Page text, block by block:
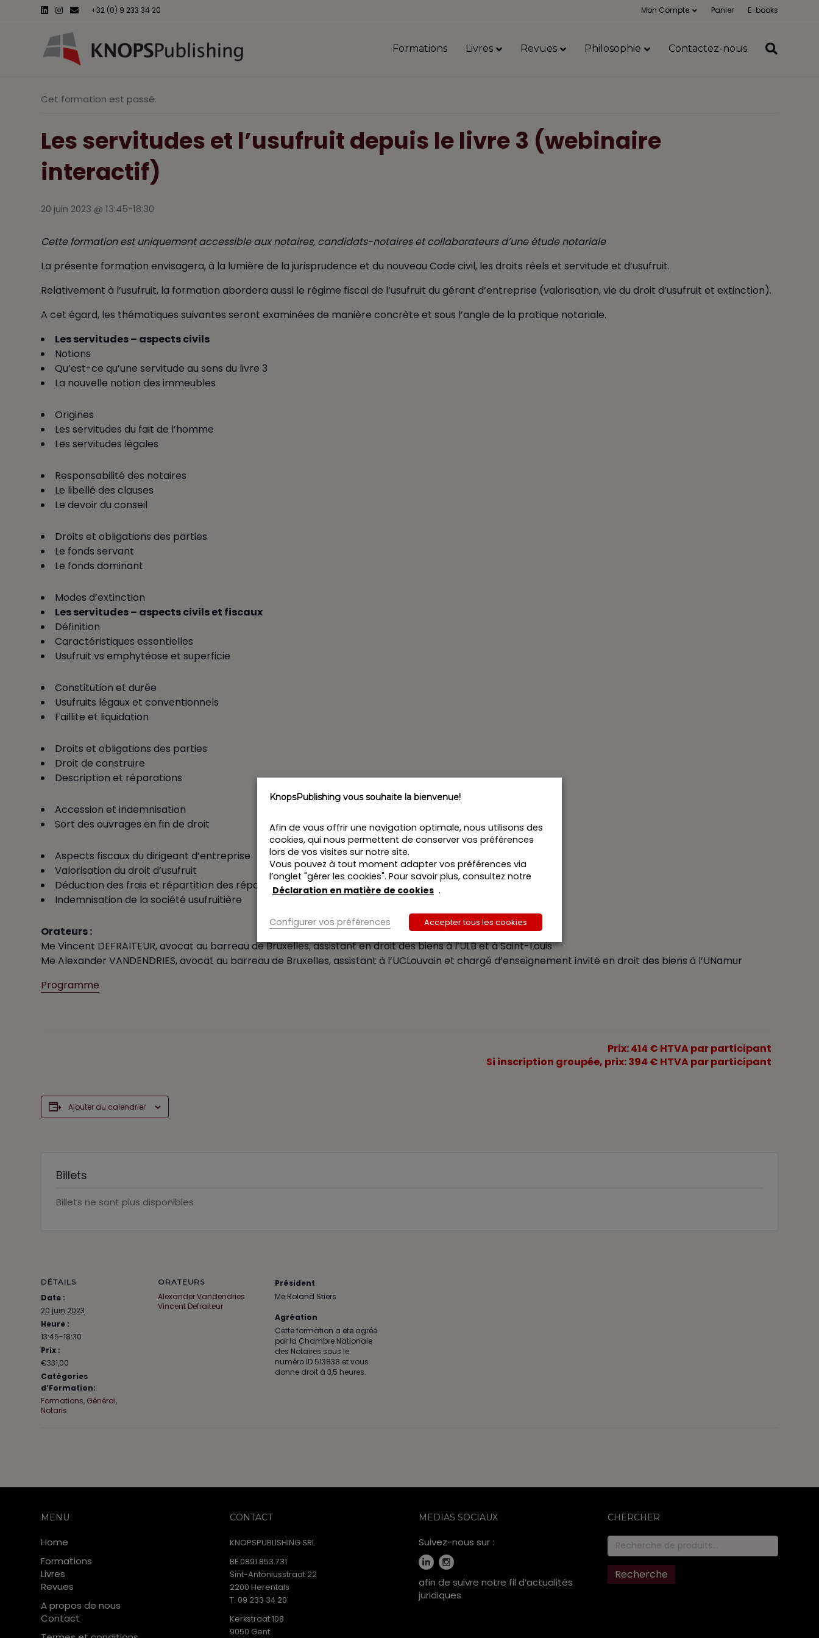
L
i
d
I
n
g
r
E
m
i
+32 (0) 9 233 34 20 Mon Compte Panier E-books
Formations Livres Revues Philosophie Contactez-nous
Cet formation est passé.
Les servitudes et l’usufruit depuis le livre 3 (webinaire
interactif)
20 juin 2023 @ 13:45-18:30
Cette formation est uniquement accessible aux notaires, candidats-notaires et collaborateurs d’une étude notariale
La présente formation envisagera, à la lumière de la jurisprudence et du nouveau Code civil, les droits réels et servitude et d’usufruit.
Relativement à l’usufruit, la formation abordera aussi le régime fiscal de l’usufruit du gérant d’entreprise (valorisation, vie du droit d’usufruit et extinction).
A cet égard, les thématiques suivantes seront examinées de manière concrète et sous l’angle de la pratique notariale.
Les servitudes – aspects civils
Notions
Qu’est-ce qu’une servitude au sens du livre 3
La nouvelle notion des immeubles
Origines
Les servitudes du fait de l’homme
Les servitudes légales
Responsabilité des notaires
Le libellé des clauses
Le devoir du conseil
Droits et obligations des parties
Le fonds servant
Le fonds dominant
Modes d’extinction
Les servitudes – aspects civils et fiscaux
Définition
Caractéristiques essentielles
Usufruit vs emphytéose et superficie
Constitution et durée
Usufruits légaux et conventionnels
Faillite et liquidation
Droits et obligations des parties
Droit de construire
Description et réparations
Accession et indemnisation
Sort des ouvrages en fin de droit
Aspects fiscaux du dirigeant d’entreprise
Valorisation du droit d’usufruit
Déduction des frais et répartition des réparations
Indemnisation de la société usufruitière
Orateurs :
Me Vincent DEFRAITEUR, avocat au barreau de Bruxelles, assistant en droit des biens à l’ULB et à Saint-Louis
Me Alexander VANDENDRIES, avocat au barreau de Bruxelles, assistant à l’UCLouvain et chargé d’enseignement invité en droit des biens à l’UNamur
Programme
Prix: 414 € HTVA par participant
Si inscription groupée, prix: 394 € HTVA par participant
Ajouter au calendrier
Billets
Billets ne sont plus disponibles
DÉTAILS
Date :
20 juin 2023
Heure :
13:45-18:30
Prix :
€331,00
Catégories
d’Formation:
Formations, Général,
Notaris
ORATEURS
Alexander Vandendries
Vincent Defraiteur
Président
Me Roland Stiers
Agréation
Cette formation a été agréé
par la Chambre Nationale
des Notaires sous le
numéro ID 513838 et vous
donne droit à 3,5 heures.
MENU
Home
Formations
Livres
Revues
A propos de nous
Contact
CONTACT
KNOPSPUBLISHING SRL
BE 0891.853.731
Sint-Antoniusstraat 22
2200 Herentals
T. 09 233 34 20
Kerkstraat 108
9050 Gent
MEDIAS SOCIAUX
Suivez-nous sur :
afin de suivre notre fil d’actualités
juridiques
CHERCHER
Recherche
pour :
Recherche
KnopsPublishing vous souhaite la bienvenue!
Afin de vous offrir une navigation optimale, nous utilisons des
cookies, qui nous permettent de conserver vos préférences
lors de vos visites sur notre site.
Vous pouvez à tout moment adapter vos préférences via
l’onglet "gérer les cookies". Pour savoir plus, consultez notre
Déclaration en matière de cookies .
Configurer vos préférences Accepter tous les cookies